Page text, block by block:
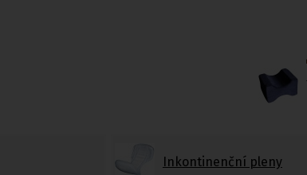
Inkontinenční pleny